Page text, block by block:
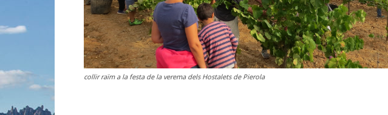
collir raïm a la festa de la verema dels Hostalets de Pierola